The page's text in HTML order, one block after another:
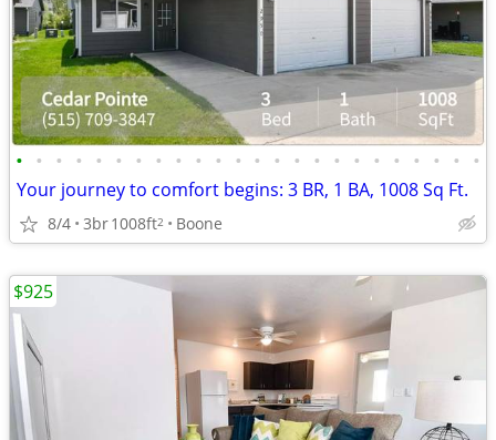
• • • • • • • • • • • • • • • • • • • • • • • •
Your journey to comfort begins: 3 BR, 1 BA, 1008 Sq Ft.
8/4 3br1008ft2 Boone
$925